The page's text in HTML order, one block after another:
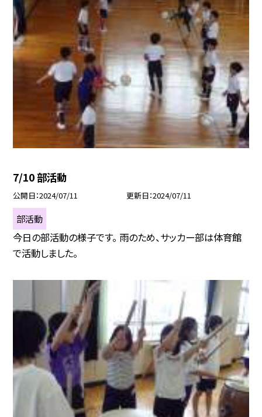
7/10 部活動
公開日 2024/07/11 更新日 2024/07/11
部活動
今日の部活動の様子です。 雨のため、サッカー部は体育館
で活動しました。